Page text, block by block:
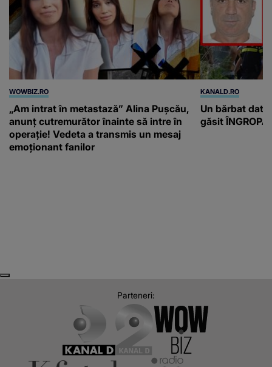
WOWBIZ.RO
„Am intrat în metastază” Alina Pușcău,
anunț cutremurător înainte să intre în
operație! Vedeta a transmis un mesaj
emoționant fanilor
KANALD.RO
Un bărbat dat
găsit
Parteneri: